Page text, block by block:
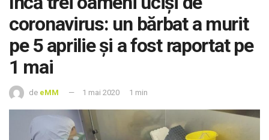
coronavirus: un bărbat a murit
pe 5 aprilie și a fost raportat pe
1 mai
de eMM 1 mai 2020 1 min